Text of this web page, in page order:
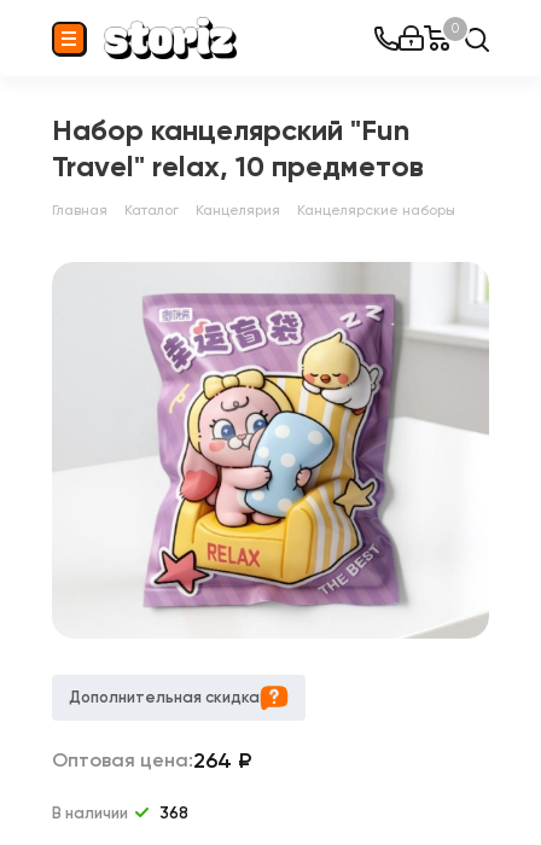
0
Набор канцелярский "Fun
Travel" relax, 10 предметов
Главная Каталог Канцелярия Канцелярские наборы
Дополнительная скидка
Оптовая цена:264 ₽
В наличии 368